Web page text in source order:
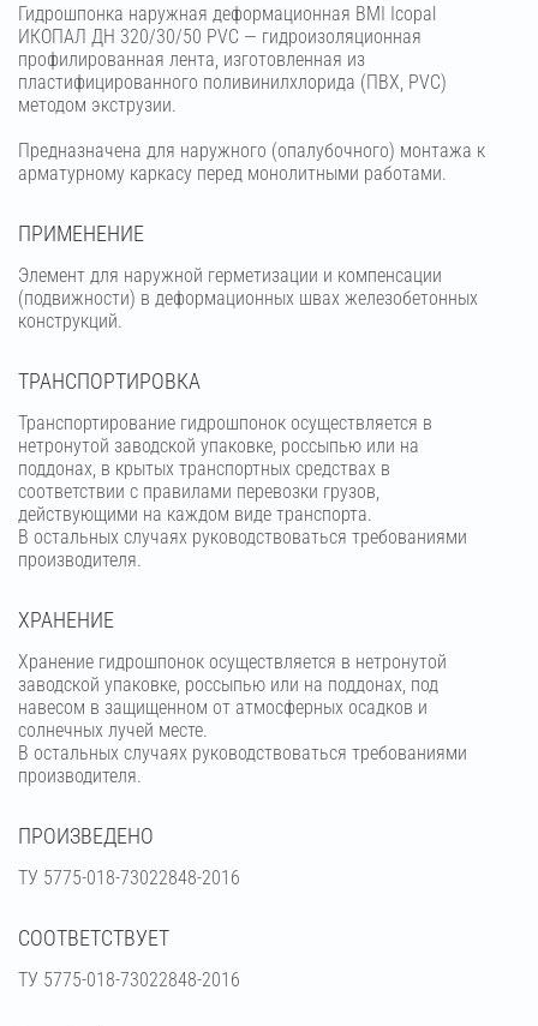
Гидрошпонка наружная деформационная BMI Icopal
ИКОПАЛ ДН 320/30/50 PVC — гидроизоляционная
профилированная лента, изготовленная из
пластифицированного поливинилхлорида (ПВХ, PVC)
методом экструзии.
Предназначена для наружного (опалубочного) монтажа к
арматурному каркасу перед монолитными работами.
ПРИМЕНЕНИЕ
Элемент для наружной герметизации и компенсации
(подвижности) в деформационных швах железобетонных
конструкций.
ТРАНСПОРТИРОВКА
Транспортирование гидрошпонок осуществляется в
нетронутой заводской упаковке, россыпью или на
поддонах, в крытых транспортных средствах в
соответствии с правилами перевозки грузов,
действующими на каждом виде транспорта.
В остальных случаях руководствоваться требованиями
производителя.
ХРАНЕНИЕ
Хранение гидрошпонок осуществляется в нетронутой
заводской упаковке, россыпью или на поддонах, под
навесом в защищенном от атмосферных осадков и
солнечных лучей месте.
В остальных случаях руководствоваться требованиями
производителя.
ПРОИЗВЕДЕНО
ТУ 5775-018-73022848-2016
СООТВЕТСТВУЕТ
ТУ 5775-018-73022848-2016